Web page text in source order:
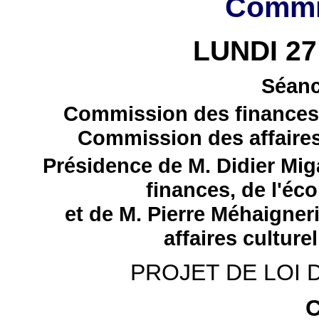
LUNDI
Commission des
Commission des
Présidence de M. Didier
finances, de
et de M. Pierre
affaires
PROJET DE LOI